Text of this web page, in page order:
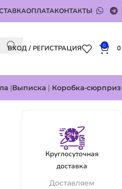
ОПЛАТАКОНТАКТЫ
ВХОД / РЕГИСТРАЦИЯ 0
|Выписка | Коробка-сюрприз
Круглосуточная
доставка
Доставляем